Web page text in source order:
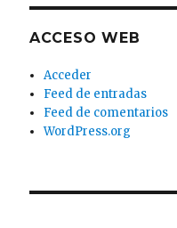
ACCESO WEB
Acceder
Feed de entradas
Feed de comentarios
WordPress.org